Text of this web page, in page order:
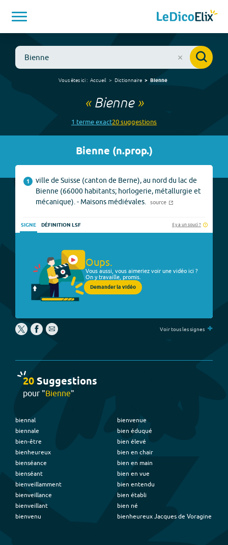
Vous êtes ici : Accueil Dictionnaire Bienne
« Bienne»
1 termeexact20suggestions
Bienne (n.prop.)
1
ville de Suisse (canton de Berne), au nord du lac de
Bienne (66000 habitants; horlogerie, métallurgie et
mécanique). - Maisons médiévales.
source
SIGNE DÉFINITION LSF Il y a un souci ?
Oups.
Vous aussi, vous aimeriez voir une vidéo ici ?
On y travaille, promis.
Demander la vidéo
Voir tous les signes +
20Suggestions
pour "Bienne"
biennal
biennale
bien-être
bienheureux
bienséance
bienséant
bienveillamment
bienveillance
bienveillant
bienvenu
bienvenue
bien éduqué
bien élevé
bien en chair
bien en main
bien en vue
bien entendu
bien établi
bien né
bienheureux Jacques de Voragine